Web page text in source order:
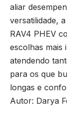
aliar
versatilidade,
RAV4 PHEV
escolhas mais
atendendo
para os que
longas e
Autor: Darya